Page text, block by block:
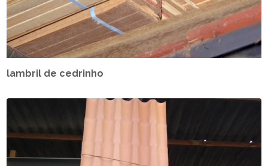
lambril de cedrinho